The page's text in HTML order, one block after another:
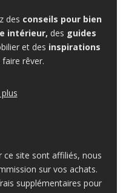
des conseils pour bien
intérieur, des guides
et des inspirations
rêver.
ce site sont affiliés, nous
sur vos achats.
supplémentaires pour